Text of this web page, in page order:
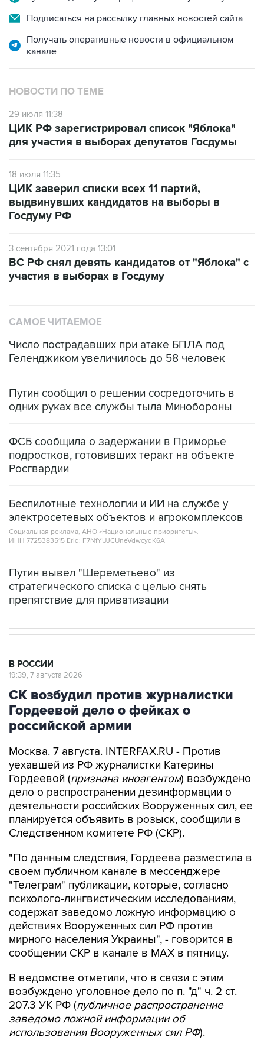
Подписаться на рассылку главных новостей сайта
Получать оперативные новости в официальном
канале
НОВОСТИ ПО ТЕМЕ
29 июля 11:38
ЦИК РФ зарегистрировал список "Яблока"
для участия в выборах депутатов Госдумы
18 июля 11:35
ЦИК заверил списки всех 11 партий,
выдвинувших кандидатов на выборы в
Госдуму РФ
3 сентября 2021 года 13:01
ВС РФ снял девять кандидатов от "Яблока" с
участия в выборах в Госдуму
САМОЕ ЧИТАЕМОЕ
Число пострадавших при атаке БПЛА под
Геленджиком увеличилось до 58 человек
Путин сообщил о решении сосредоточить в
одних руках все службы тыла Минобороны
ФСБ сообщила о задержании в Приморье
подростков, готовивших теракт на объекте
Росгвардии
Беспилотные технологии и ИИ на службе у
электросетевых объектов и агрокомплексов
Социальная реклама, АНО «Национальные приоритеты».
ИНН 7725383515 Erid: F7NfYUJCUneVdwcydK6A
Путин вывел "Шереметьево" из
стратегического списка с целью снять
препятствие для приватизации
В РОССИИ
19:39, 7 августа 2026
СК возбудил против журналистки
Гордеевой дело о фейках о
российской армии
Москва. 7 августа. INTERFAX.RU - Против
уехавшей из РФ журналистки Катерины
Гордеевой (признана иноагентом) возбуждено
дело о распространении дезинформации о
деятельности российских Вооруженных сил, ее
планируется объявить в розыск, сообщили в
Следственном комитете РФ (СКР).
"По данным следствия, Гордеева разместила в
своем публичном канале в мессенджере
"Телеграм" публикации, которые, согласно
психолого-лингвистическим исследованиям,
содержат заведомо ложную информацию о
действиях Вооруженных сил РФ против
мирного населения Украины", - говорится в
сообщении СКР в канале в MAX в пятницу.
В ведомстве отметили, что в связи с этим
возбуждено уголовное дело по п. "д" ч. 2 ст.
207.3 УК РФ (публичное распространение
заведомо ложной информации об
использовании Вооруженных сил РФ).